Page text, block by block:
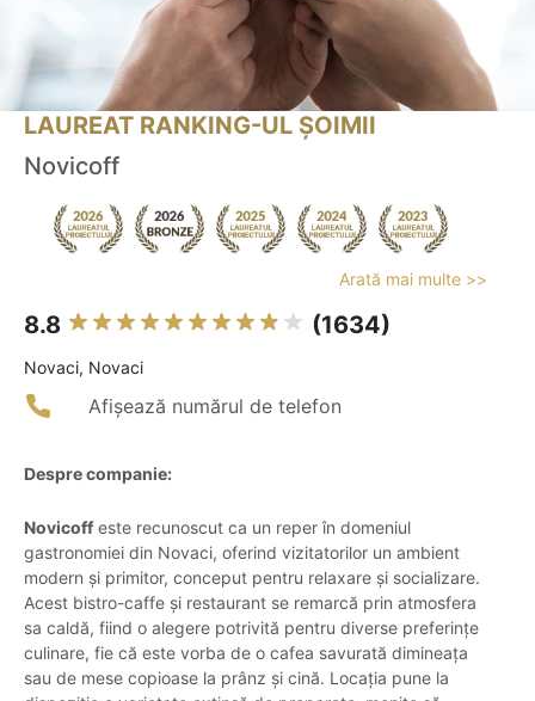
LAUREAT RANKING-UL ȘOIMII
Novicoff
Arată mai multe >>
8.8 (1634)
Novaci, Novaci
Afișează numărul de telefon
Despre companie:
Novicoff este recunoscut ca un reper în domeniul
gastronomiei din Novaci, oferind vizitatorilor un ambient
modern și primitor, conceput pentru relaxare și socializare.
Acest bistro-caffe și restaurant se remarcă prin atmosfera
sa caldă, fiind o alegere potrivită pentru diverse preferințe
culinare, fie că este vorba de o cafea savurată dimineața
sau de mese copioase la prânz și cină. Locația pune la